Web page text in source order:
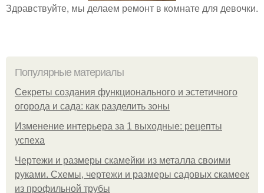
Здравствуйте, мы делаем ремонт в комнате для девочки.
Популярные материалы
Секреты создания функционального и эстетичного
огорода и сада: как разделить зоны
Изменение интерьера за 1 выходные: рецепты
успеха
Чертежи и размеры скамейки из металла своими
руками. Схемы, чертежи и размеры садовых скамеек
из профильной трубы